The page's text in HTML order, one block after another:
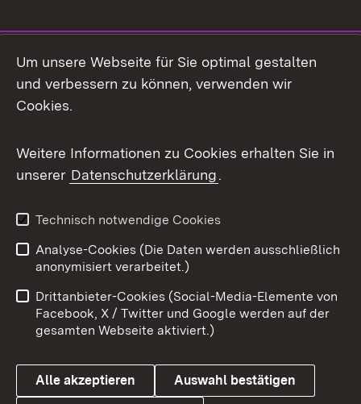
Facebook
X / Twitter
Youtube
Impressum
Kontakt
Barrierefreiheit
Datenschutz
Cookies
Um unsere Webseite für Sie optimal gestalten
und verbessern zu können, verwenden wir
Cookies.
Weitere Informationen zu Cookies erhalten Sie in
unserer Datenschutzerklärung.
Technisch notwendige Cookies
Analyse-Cookies (Die Daten werden ausschließlich
anonymisiert verarbeitet.)
Drittanbieter-Cookies (Social-Media-Elemente von
Facebook, X / Twitter und Google werden auf der
gesamten Webseite aktiviert.)
Alle akzeptieren Auswahl bestätigen